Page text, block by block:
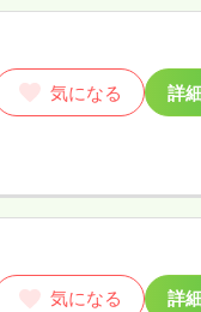
気になる 詳
気になる 詳